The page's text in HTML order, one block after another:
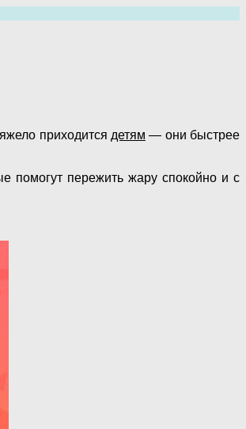
приходится детям — они быстрее
помогут пережить жару спокойно и с